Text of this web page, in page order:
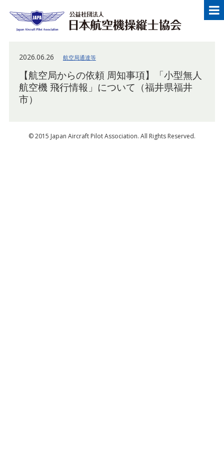
Japan Aircraft Pilot Association 公
2026.06.26 航空局通達等
【航空局からの依頼 周知事項】「小型無人
航空機 飛行情報」について（福井県福井
市）
© 2015 Japan Aircraft Pilot Association. All Rights Reserved.